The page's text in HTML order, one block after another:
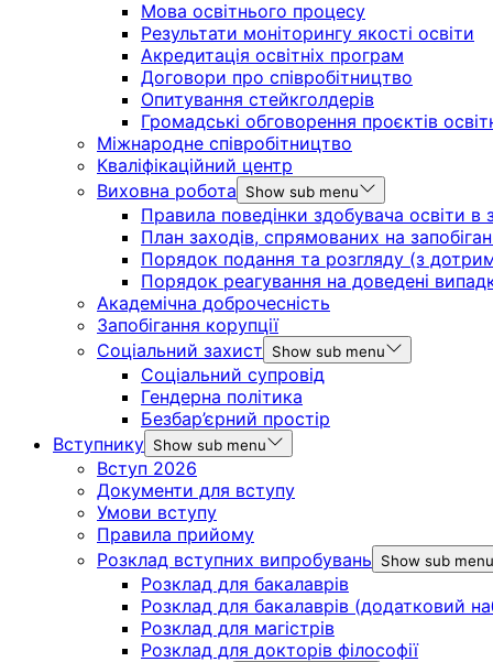
Мова освітнього процесу
Результати моніторингу якості освіти
Акредитація освітніх програм
Договори про співробітництво
Опитування стейкголдерів
Громадські обговорення проєктів
Міжнародне співробітництво
Кваліфікаційний центр
Виховна робота
Show sub menu
Правила поведінки здобувача освіти в
План заходів, спрямованих на
Порядок подання та розгляду (з
Порядок реагування на доведені
Академічна доброчесність
Запобігання корупції
Соціальний захист
Show sub menu
Соціальний супровід
Гендерна політика
Безбар’єрний простір
Вступнику Show sub menu
Вступ 2026
Документи для вступу
Умови вступу
Правила прийому
Розклад вступних випробувань
Show sub menu
Розклад для бакалаврів
Розклад для бакалаврів (додатковий
Розклад для магістрів
Розклад для докторів філософії